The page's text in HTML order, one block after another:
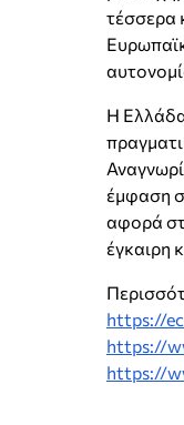
τέσσερα
Η
έμφαση
αφορά
έγκαιρη
https://
https://
https://